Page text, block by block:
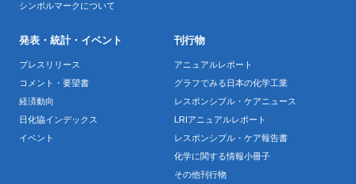
シンボルマークについて
発表・統計・イベント
プレスリリース
コメント・要望書
経済動向
日化協インデックス
イベント
刊行物
アニュアルレポート
グラフでみる日本の化学工業
レスポンシブル・ケアニュース
LRIアニュアルレポート
レスポンシブル・ケア報告書
化学に関する情報小冊子
その他刊行物